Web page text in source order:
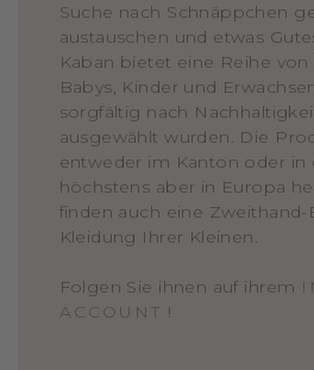
Suche nach Schnäppchen
austauschen und etwas
Kaban bietet eine Reihe von
Babys, Kinder und
sorgfältig nach
ausgewählt wurden. Die
entweder im Kanton oder in
höchstens aber in Europa
finden auch eine Zweithand-
Kleidung Ihrer Kleinen.
Folgen Sie ihnen auf ihrem
ACCOUNT !